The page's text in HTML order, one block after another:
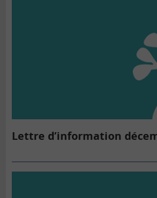
Lettre d’information